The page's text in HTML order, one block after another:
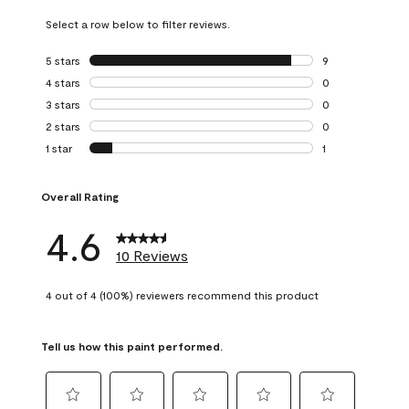
Select a row below to filter reviews.
5 stars stars
9
9 reviews with 5
4 stars stars
0
0 reviews with 4
3 stars stars
0
0 reviews with 3
2 stars stars
0
0 reviews with 2
1 star stars
1
Overall Rating
4.6 10 Reviews
4 out of 4 (100%) reviewers recommend this product
Tell us how this paint performed.